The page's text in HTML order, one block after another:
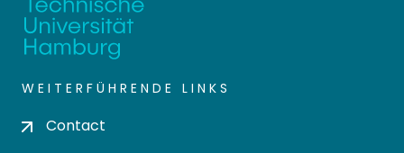
WEITERFÜHRENDE LINKS
Contact